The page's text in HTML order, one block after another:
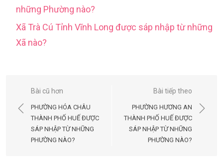
những Phường nào?
Xã Trà Cú Tỉnh Vĩnh Long được sáp nhập từ những
Xã nào?
Điều
hướng
bài
viết
Bài cũ hơn
PHƯỜNG HÓA CHÂU
THÀNH PHỐ HUẾ ĐƯỢC
SÁP NHẬP TỪ NHỮNG
PHƯỜNG NÀO?
Bài tiếp theo
PHƯỜNG HƯƠNG AN
THÀNH PHỐ HUẾ ĐƯỢC
SÁP NHẬP TỪ NHỮNG
PHƯỜNG NÀO?